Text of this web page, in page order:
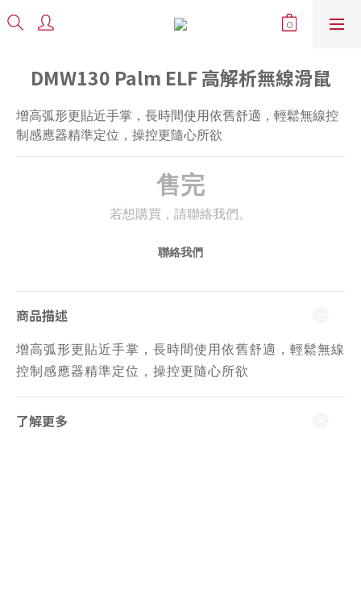
DMW130 Palm ELF 高解析無線滑鼠
增高弧形更貼近手掌，長時間使用依舊舒適，輕鬆無線控
制感應器精準定位，操控更隨心所欲
售完
若想購買，請聯絡我們。
聯絡我們
商品描述
增高弧形更貼近手掌，長時間使用依舊舒適，輕鬆無線
控制感應器精準定位，操控更隨心所欲
了解更多